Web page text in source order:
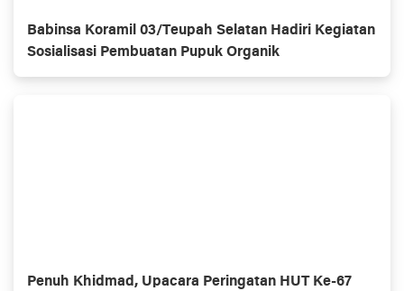
Babinsa Koramil 03/Teupah Selatan Hadiri Kegiatan
Sosialisasi Pembuatan Pupuk Organik
Penuh Khidmad, Upacara Peringatan HUT Ke-67